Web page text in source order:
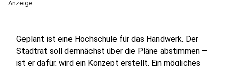
Anzeige
Geplant ist eine Hochschule für das Handwerk. Der
Stadtrat soll demnächst über die Pläne abstimmen –
ist er dafür, wird ein Konzept erstellt. Ein mögliches